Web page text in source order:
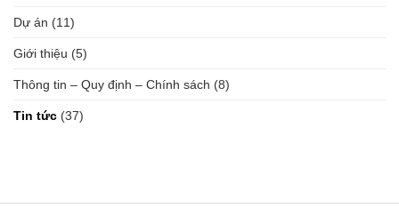
Dự án (11)
Giới thiệu (5)
Thông tin – Quy định – Chính sách (8)
Tin tức (37)